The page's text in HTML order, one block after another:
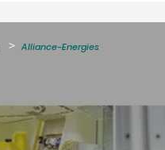
Alliance-Energies